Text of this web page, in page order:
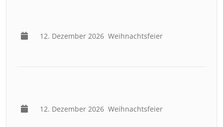
12. Dezember 2026 Weihnachtsfeier
12. Dezember 2026 Weihnachtsfeier